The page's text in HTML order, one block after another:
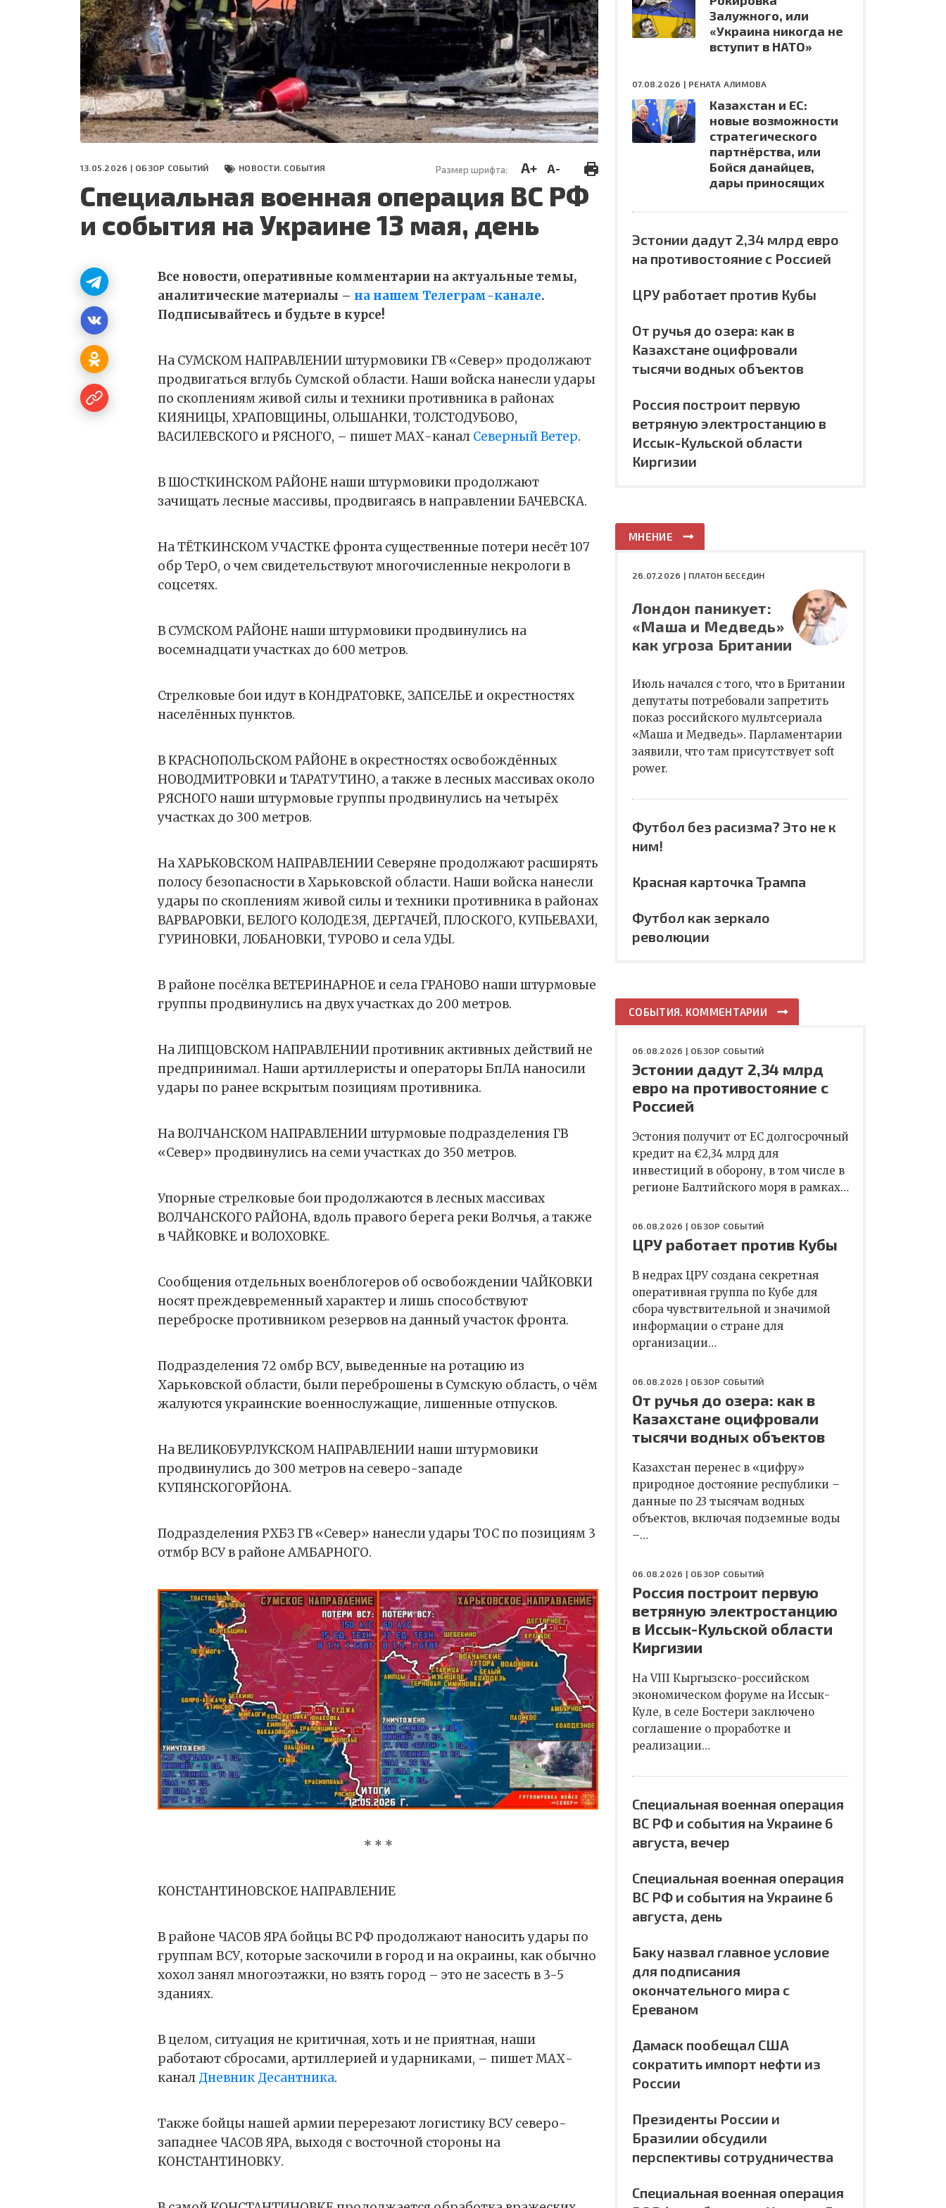
СЕГОДНЯ
ПОЛЯ БИТВЫ 2024
13.05.2026 | ОБЗОР СОБЫТИЙ НОВОСТИ. СОБЫТИЯ Размер шрифта: A+ A-
Специальная военная операция ВС РФ
и события на Украине 13 мая, день
Все новости, оперативные комментарии на актуальные темы,
аналитические материалы – на нашем Телеграм-канале.
Подписывайтесь и будьте в курсе!
На СУМСКОМ НАПРАВЛЕНИИ штурмовики ГВ «Север» продолжают
продвигаться вглубь Сумской области. Наши войска нанесли удары
по скоплениям живой силы и техники противника в районах
КИЯНИЦЫ, ХРАПОВЩИНЫ, ОЛЬШАНКИ, ТОЛСТОДУБОВО,
ВАСИЛЕВСКОГО и РЯСНОГО, – пишет МАХ-канал Северный Ветер.
В ШОСТКИНСКОМ РАЙОНЕ наши штурмовики продолжают
зачищать лесные массивы, продвигаясь в направлении БАЧЕВСКА.
На ТЁТКИНСКОМ УЧАСТКЕ фронта существенные потери несёт 107
обр ТерО, о чем свидетельствуют многочисленные некрологи в
соцсетях.
В СУМСКОМ РАЙОНЕ наши штурмовики продвинулись на
восемнадцати участках до 600 метров.
Стрелковые бои идут в КОНДРАТОВКЕ, ЗАПСЕЛЬЕ и окрестностях
населённых пунктов.
В КРАСНОПОЛЬСКОМ РАЙОНЕ в окрестностях освобождённых
НОВОДМИТРОВКИ и ТАРАТУТИНО, а также в лесных массивах около
РЯСНОГО наши штурмовые группы продвинулись на четырёх
участках до 300 метров.
На ХАРЬКОВСКОМ НАПРАВЛЕНИИ Северяне продолжают расширять
полосу безопасности в Харьковской области. Наши войска нанесли
удары по скоплениям живой силы и техники противника в районах
ВАРВАРОВКИ, БЕЛОГО КОЛОДЕЗЯ, ДЕРГАЧЕЙ, ПЛОСКОГО, КУПЬЕВАХИ,
ГУРИНОВКИ, ЛОБАНОВКИ, ТУРОВО и села УДЫ.
В районе посёлка ВЕТЕРИНАРНОЕ и села ГРАНОВО наши штурмовые
группы продвинулись на двух участках до 200 метров.
На ЛИПЦОВСКОМ НАПРАВЛЕНИИ противник активных действий не
предпринимал. Наши артиллеристы и операторы БпЛА наносили
удары по ранее вскрытым позициям противника.
На ВОЛЧАНСКОМ НАПРАВЛЕНИИ штурмовые подразделения ГВ
«Север» продвинулись на семи участках до 350 метров.
Упорные стрелковые бои продолжаются в лесных массивах
ВОЛЧАНСКОГО РАЙОНА, вдоль правого берега реки Волчья, а также
в ЧАЙКОВКЕ и ВОЛОХОВКЕ.
Сообщения отдельных военблогеров об освобождении ЧАЙКОВКИ
носят преждевременный характер и лишь способствуют
переброске противником резервов на данный участок фронта.
Подразделения 72 омбр ВСУ, выведенные на ротацию из
Харьковской области, были переброшены в Сумскую область, о чём
жалуются украинские военнослужащие, лишенные отпусков.
На ВЕЛИКОБУРЛУКСКОМ НАПРАВЛЕНИИ наши штурмовики
продвинулись до 300 метров на северо-западе
КУПЯНСКОГОРЙОНА.
Подразделения РХБЗ ГВ «Север» нанесли удары ТОС по позициям 3
отмбр ВСУ в районе АМБАРНОГО.
* * *
КОНСТАНТИНОВСКОЕ НАПРАВЛЕНИЕ
В районе ЧАСОВ ЯРА бойцы ВС РФ продолжают наносить удары по
группам ВСУ, которые заскочили в город и на окраины, как обычно
хохол занял многоэтажки, но взять город – это не засесть в 3-5
зданиях.
В целом, ситуация не критичная, хоть и не приятная, наши
работают сбросами, артиллерией и ударниками, – пишет МАХ-
канал Дневник Десантника.
Также бойцы нашей армии перерезают логистику ВСУ северо-
западнее ЧАСОВ ЯРА, выходя с восточной стороны на
КОНСТАНТИНОВКУ.
Залужного, или
«Украина никогда не
вступит в НАТО»
07.08.2026 | РЕНАТА АЛИМОВА
Казахстан и ЕС:
новые возможности
стратегического
партнёрства, или
Бойся данайцев,
дары приносящих
Эстонии дадут 2,34 млрд евро
на противостояние с Россией
ЦРУ работает против Кубы
От ручья до озера: как в
Казахстане оцифровали
тысячи водных объектов
Россия построит первую
ветряную электростанцию в
Иссык-Кульской области
Киргизии
МНЕНИЕ
26.07.2026 | ПЛАТОН БЕСЕДИН
Лондон паникует:
«Маша и Медведь»
как угроза Британии
Июль начался с того, что в Британии
депутаты потребовали запретить
показ российского мультсериала
«Маша и Медведь». Парламентарии
заявили, что там присутствует soft
power.
Футбол без расизма? Это не к
ним!
Красная карточка Трампа
Футбол как зеркало
революции
СОБЫТИЯ. КОММЕНТАРИИ
06.08.2026 | ОБЗОР СОБЫТИЙ
Эстонии дадут 2,34 млрд
евро на противостояние с
Россией
Эстония получит от ЕС долгосрочный
кредит на €2,34 млрд для
инвестиций в оборону, в том числе в
регионе Балтийского моря в рамках…
06.08.2026 | ОБЗОР СОБЫТИЙ
ЦРУ работает против Кубы
В недрах ЦРУ создана секретная
оперативная группа по Кубе для
сбора чувствительной и значимой
информации о стране для
организации…
06.08.2026 | ОБЗОР СОБЫТИЙ
От ручья до озера: как в
Казахстане оцифровали
тысячи водных объектов
Казахстан перенес в «цифру»
природное достояние республики –
данные по 23 тысячам водных
объектов, включая подземные воды
–…
06.08.2026 | ОБЗОР СОБЫТИЙ
Россия построит первую
ветряную электростанцию
в Иссык-Кульской области
Киргизии
На VIII Кыргызско-российском
экономическом форуме на Иссык-
Куле, в селе Бостери заключено
соглашение о проработке и
реализации…
Специальная военная операция
ВС РФ и события на Украине 6
августа, вечер
Специальная военная операция
ВС РФ и события на Украине 6
августа, день
Баку назвал главное условие
для подписания
окончательного мира с
Ереваном
Дамаск пообещал США
сократить импорт нефти из
России
Президенты России и
Бразилии обсудили
перспективы сотрудничества
Специальная военная операция